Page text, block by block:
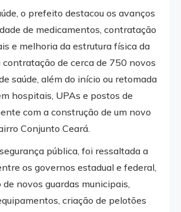
o prefeito destacou os avanços
de medicamentos, contratação
e melhoria da estrutura física da
contratação de cerca de 750 novos
saúde, além do início ou retomada
hospitais, UPAs e postos de
com a construção de um novo
Conjunto Ceará.
pública, foi ressaltada a
os governos estadual e federal,
novos guardas municipais,
criação de pelotões